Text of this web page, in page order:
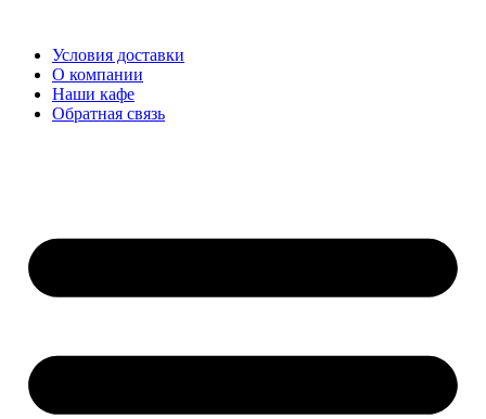
содержимому
Условия доставки
О компании
Наши кафе
Обратная связь